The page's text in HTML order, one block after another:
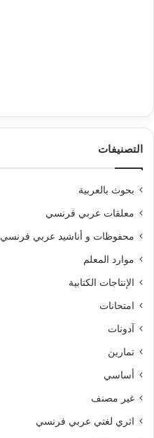
التصنيفات
بحوث بالعربية
معلقات عربي فرنسي
محفوظات و أناشيد عربي فرنسي
موارد المعلم
الإنتاجات الكتابية
امتحانات
آدونات
تمارين
أساسي
غير مصنف
اثري لغتي عربي فرنسي